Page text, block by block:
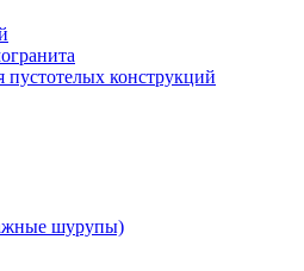
конструкций
шурупы)